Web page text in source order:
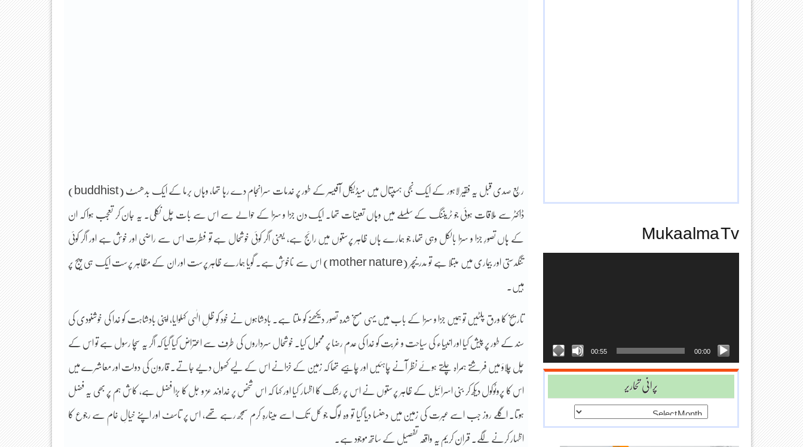
ربع صدی قبل یہ فقیر لاہور کے ایک نجی ہسپتال میں میڈیکل آفیسر کے طور پر خدمات سرانجام دے رہا تھا، وہاں برما کے ایک بدھسٹ (buddhist)
ڈاکٹر سے ملاقات ہوئی جو ٹریننگ کے سلسلے میں وہاں تعینات تھا۔ ایک دن جزا و سزا کے حوالے سے اس سے بات چل نکلی۔ یہ جان کر تعجب ہوا کہ ان
کے ہاں تصورِ جزا و سزا بالکل وہی تھا، جو ہمارے ہاں ظاہر پرستوں میں رائج ہے، یعنی اگر کوئی خوشحال ہے تو فطرت اس سے راضی اور خوش ہے اور اگر کوئی
تنگدستی اور بیماری میں مبتلا ہے تو مدر نیچر (mother nature) اس سے ناخوش ہے۔ گویا ہمارے ظاہر پرست اور ان کے مظاہر پرست ایک ہی پیج پر
ہیں۔
تاریخ کا ورق پلٹیں تو ہمیں جزا و سزا کے باب میں یہی مسخ شدہ تصور دیکھنے کو ملتا ہے۔ بادشاہوں نے خود کو ظلِ الٰہی کہلوایا، اپنی بادشاہت کو خدا کی خوشنودی کی
سند کے طور پر پیش کیا اور انبیاء کی سیاحت و غربت کو خدا کی عدم رضا پر محمول کیا۔ خوشحال سرداروں کی طرف سے اعتراض کیا گیا کہ اگر یہ سچا رسول ہے تو اس کے
چل چلاؤ میں فرشتے ہمراہ چلتے ہوئے نظر آنے چاہئیں اور چاہیے تھا کہ زمین کے خزانے اس کے لیے کھول دیے جاتے۔ قارون کی دولت اور معاشرے میں
اس کا پروٹوکول دیکھ کر بنی اسرائیل کے ظاہر پرستوں نے اس پر رشک کا اظہار کیا اور کہا کہ اس شخص پر خداوند عز و جل کا بڑا فضل ہے، کاش ہم پر بھی یہ فضل
ہوتا۔ اگلے روز جب اسے عبرت کی زمین میں دھنسا دیا گیا تو وہ لوگ جو کل تک اسے مینارہِ کرم سمجھ رہے تھے، اس پر تاسف اور اپنے خیالِ خام سے رجوع کا
اظہار کرنے لگے۔ قران کریم یہ واقعہ تفصیل کے ساتھ موجود ہے۔
Mukaalma Tv
00:00
00:55
پرانی تحاریر